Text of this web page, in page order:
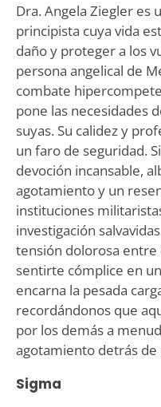
Dra. Angela Ziegler es
principista cuya vida
daño y proteger a los
persona angelical de
combate
pone las necesidades
suyas. Su calidez y
un faro de seguridad.
devoción incansable,
agotamiento y un
instituciones
investigación
tensión dolorosa
sentirte cómplice en
encarna la pesada
recordándonos que
por los demás a
agotamiento detrás
Sigma